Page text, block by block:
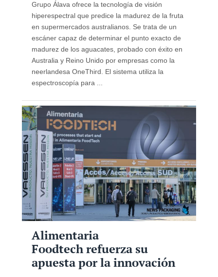
Grupo Álava ofrece la tecnología de visión
hiperespectral que predice la madurez de la fruta
en supermercados australianos. Se trata de un
escáner capaz de determinar el punto exacto de
madurez de los aguacates, probado con éxito en
Australia y Reino Unido por empresas como la
neerlandesa OneThird. El sistema utiliza la
espectroscopía para ...
Alimentaria
Foodtech refuerza su
apuesta por la innovación